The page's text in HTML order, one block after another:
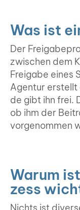
Was ist
Der
zwi­schen dem
Frei­ga­be eines
Agen­tur
de gibt ihn frei.
ob ihm der
vor­ge­nom­men
War­um
zess